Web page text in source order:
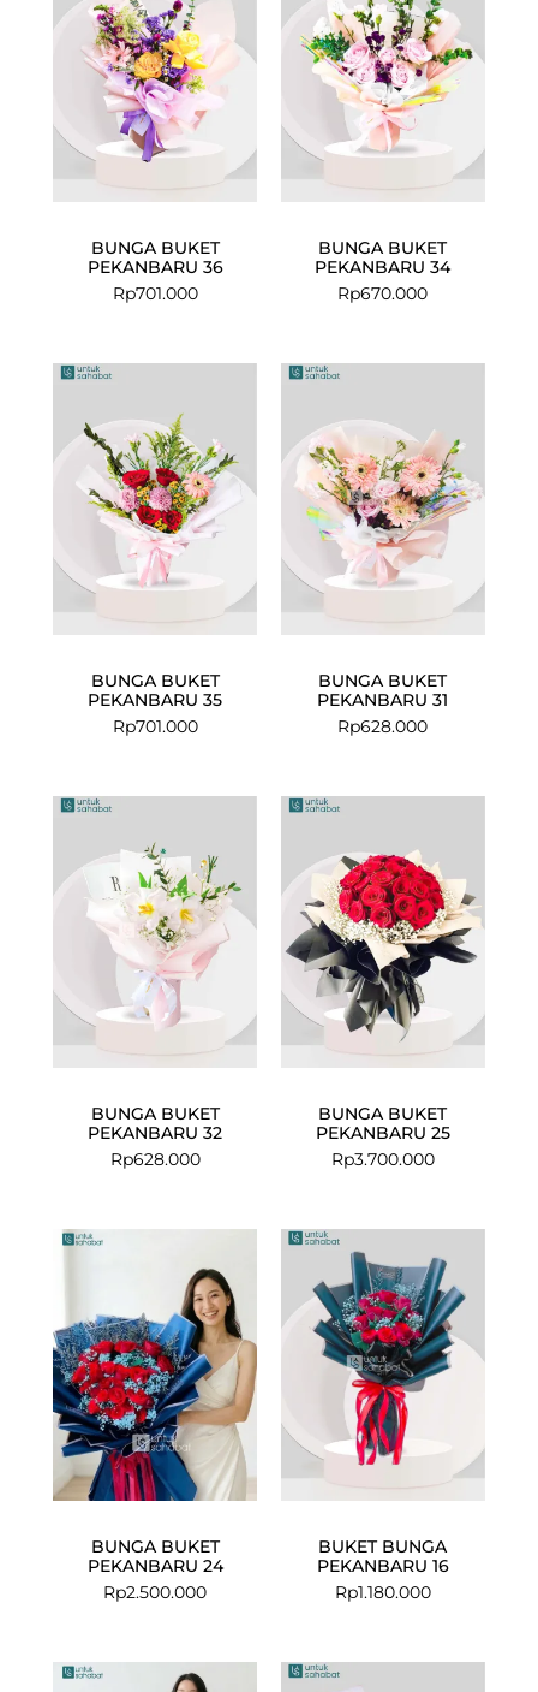
BUNGA BUKET
PEKANBARU 36
Rp701.000
BUNGA BUKET
PEKANBARU 34
Rp670.000
BUNGA BUKET
PEKANBARU 35
Rp701.000
BUNGA BUKET
PEKANBARU 31
Rp628.000
BUNGA BUKET
PEKANBARU 32
Rp628.000
BUNGA BUKET
PEKANBARU 25
Rp3.700.000
BUNGA BUKET
PEKANBARU 24
Rp2.500.000
BUKET BUNGA
PEKANBARU 16
Rp1.180.000